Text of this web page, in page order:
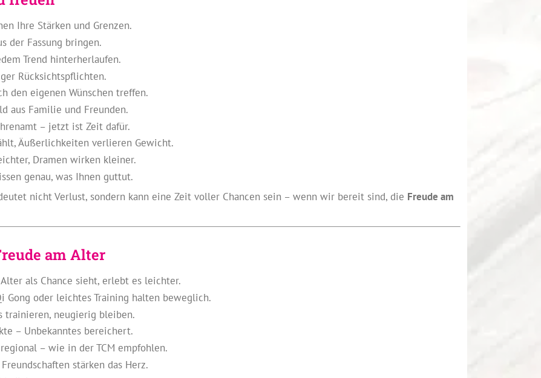
Ihre Stärken und Grenzen.
der Fassung bringen.
Trend hinterherlaufen.
Rücksichtspflichten.
den eigenen Wünschen treffen.
aus Familie und Freunden.
– jetzt ist Zeit dafür.
Äußerlichkeiten verlieren Gewicht.
Dramen wirken kleiner.
genau, was Ihnen guttut.
nicht Verlust, sondern kann eine Zeit voller Chancen sein – wenn wir bereit sind, die Freude am
am Alter
Alter als Chance sieht, erlebt es leichter.
Gong oder leichtes Training halten beweglich.
trainieren, neugierig bleiben.
– Unbekanntes bereichert.
– wie in der TCM empfohlen.
stärken das Herz.